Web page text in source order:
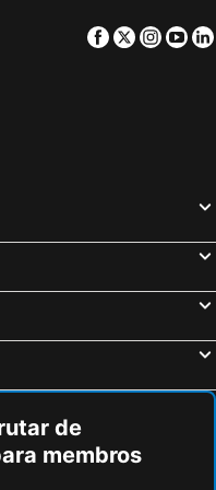
Alsácia Hotéis
França Hotéis
Facebook
Twitter
de
membros